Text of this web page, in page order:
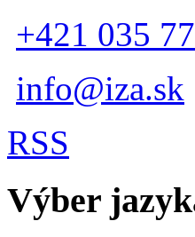
+421 035
info@iza.sk
RSS
Výber